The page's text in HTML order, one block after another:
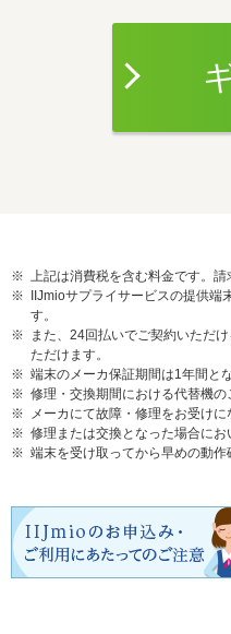
上記は消費税を含む料金です。
IIJmioサプライサービスの提供端
す。
また、24回払いでご契約いただ
ただけます。
端末のメーカ保証期間は1年間と
修理・交換期間における代替機の
メーカにて故障・修理をお受け
修理または交換となった場合に
端末を受け取ってから早めの動作